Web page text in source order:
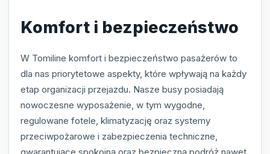
Komfort i bezpieczeństwo
W Tomiline komfort i bezpieczeństwo pasażerów to
dla nas priorytetowe aspekty, które wpływają na każdy
etap organizacji przejazdu. Nasze busy posiadają
nowoczesne wyposażenie, w tym wygodne,
regulowane fotele, klimatyzację oraz systemy
przeciwpożarowe i zabezpieczenia techniczne,